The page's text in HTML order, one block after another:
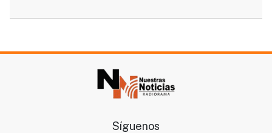
Síguenos